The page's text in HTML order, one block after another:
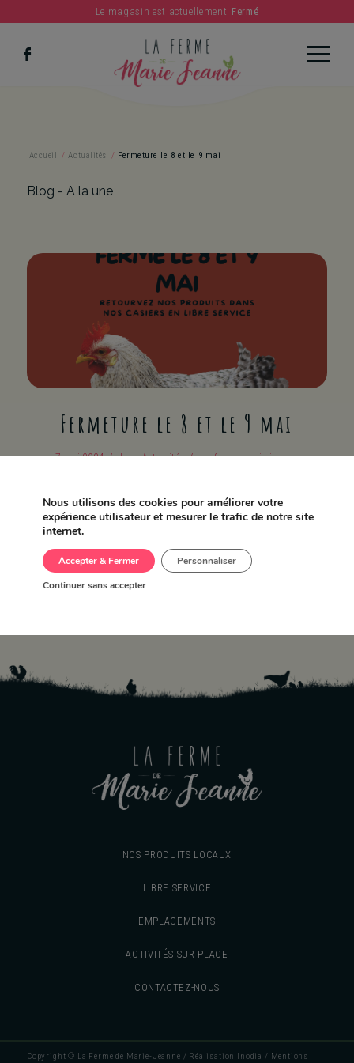
Le magasin est actuellement Fermé
c
Blog - A la une
Accueil / Actualités / Fermeture le 8 et le 9 mai
Fermeture le 8 et le 9 mai
7 mai 2024 / dansActualités / parferme-marie-jeanne
Partager cet article
NOS PRODUITS LOCAUX
LIBRE SERVICE
EMPLACEMENTS
ACTIVITÉS SUR PLACE
CONTACTEZ-NOUS
Copyright © La Ferme de Marie-Jeanne / Réalisation Inodia / Mentions
Nous utilisons des cookies pour améliorer votre
expérience utilisateur et mesurer le trafic de notre site
internet.
Accepter & Fermer
Continuer sans accepter
Personnaliser